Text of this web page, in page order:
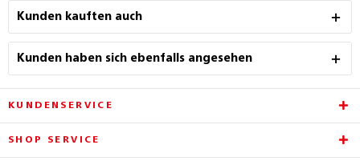
Kunden kauften auch
Kunden haben sich ebenfalls angesehen
KUNDENSERVICE
SHOP SERVICE